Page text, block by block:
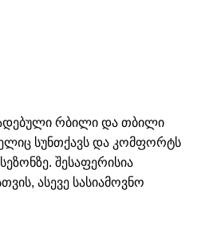
რბილი და თბილი
სუნთქავს და კომფორტს
შესაფერისია
ასევე სასიამოვნო